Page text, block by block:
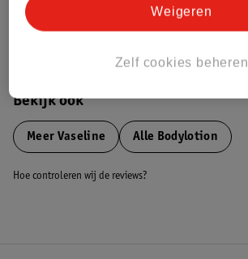
Bekijk ook
Meer Vaseline Alle Bodylotion
Hoe controleren wij de reviews?
Zelf cookies beheren
Weigeren